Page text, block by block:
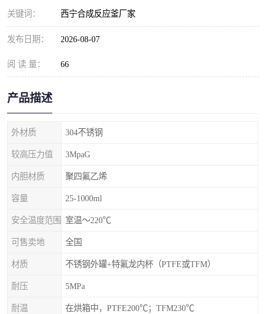
关键词： 西宁合成反应釜厂家
发布日期： 2026-08-07
阅 读 量： 66
产品描述
外材质 304不锈钢
较高压力值 3MpaG
内胆材质 聚四氟乙烯
容量 25-1000ml
安全温度范围 室温～220℃
可售卖地 全国
材质 不锈钢外罐+特氟龙内杯（PTFE或TFM）
耐压 5MPa
耐温 在烘箱中，PTFE200℃；TFM230℃